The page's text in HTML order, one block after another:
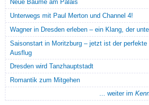
Neue Bäume am Palais
Unterwegs mit Paul Merton und Channel 4!
Wagner in Dresden erleben – ein Klang, der
Saisonstart in Moritzburg – jetzt ist der perfekte
Ausflug
Dresden wird Tanzhauptstadt
Romantik zum Mitgehen
... weiter im